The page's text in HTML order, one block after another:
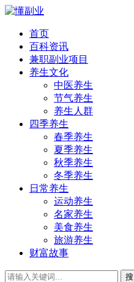
首页
百科资讯
兼职副业项目
养生文化
中医养生
节气养生
养生人群
四季养生
春季养生
夏季养生
秋季养生
冬季养生
日常养生
运动养生
名家养生
美食养生
旅游养生
财富故事